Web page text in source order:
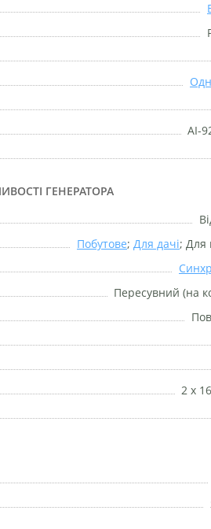
АІ-
ГЕНЕРАТОРА
Побутове; Для дачі; Для
Пересувний (на
2 х